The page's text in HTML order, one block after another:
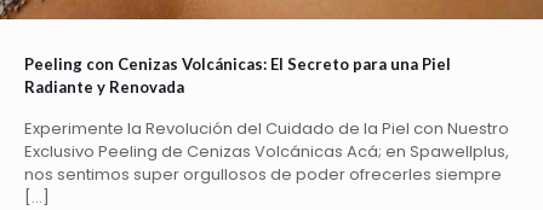
Peeling con Cenizas Volcánicas: El Secreto para una Piel
Radiante y Renovada
Experimente la Revolución del Cuidado de la Piel con Nuestro
Exclusivo Peeling de Cenizas Volcánicas Acá; en Spawellplus,
nos sentimos super orgullosos de poder ofrecerles siempre
[…]